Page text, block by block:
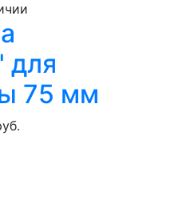
для
75 мм